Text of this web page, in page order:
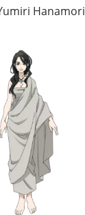
Hanamori